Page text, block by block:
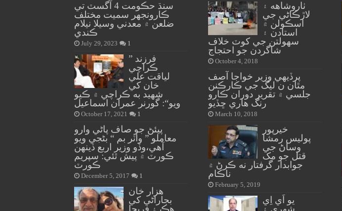
سنڌ حڪومت 4 آگسٽ تي
ڪارونجهر سميت مختلف
ضلعن ۾ معدني وسيلا نيلام
ڪندي
July 29, 2023 1
” فرزند
ڪراچي
لياقت علي
خان کي
شهيد به ڪراچي ۾ ڪيو
ويو“: گورنر عمران اسماعيل
October 17, 2021 1
پيئڻ جو صاف پاڻي وارو
معاملو ” واٽر بم “ بڻجي ويو
آهي،وڏو وزير اربع ڏينهن
ڪورٽ ۾ پيش ٿئي: سپريم
ڪورٽ
December 5, 2017 1
هزار خان
بجاراڻي کي
هڪ ۽ فريحا
ٺاروشاهه ۽
لاڙڪاڻي جي
اسڪولن ۾
استادن ۽
سهولتن جي کوٽ خلاف
شاگردن جو احتجاج
October 4, 2018
پرڏيهي وزير خواجا آصف
مٿان ن ليگ جي ڪارڪنن
جلسي ۾ تقرير دوران ڪارو
رنگ هاري ڇڏيو
March 10, 2018
خيرپور
پوليس رمشا
وساڻ جي
قتل جو مک
جوابدار گرفتار نه ڪرڻ ۾
ناڪام
February 5, 2019
يو اَي اِي
شهري ۽